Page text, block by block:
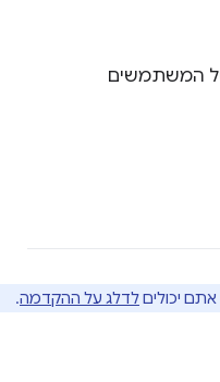
של המשתמשים
יכוליםלדלג על ההקדמה.